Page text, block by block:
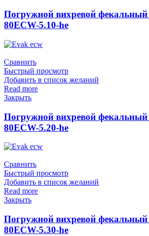
Погружной вихревой фекальный
80ECW-5.10-he
Сравнить
Быстрый просмотр
Добавить в список желаний
Read more
Закрыть
Погружной вихревой фекальный
80ECW-5.20-he
Сравнить
Быстрый просмотр
Добавить в список желаний
Read more
Закрыть
Погружной вихревой фекальный
80ECW-5.30-he